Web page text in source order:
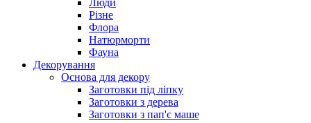
Різне
Флора
Натюрморти
Фауна
Декорування
Основа для декору
Заготовки під ліпку
Заготовки з дерева
Заготовки з пап'є маше